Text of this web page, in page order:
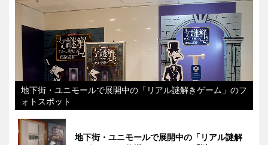
地下街・ユニモールで展開中の「リアル謎解きゲーム」のフ
ォトスポット
地下街・ユニモールで展開中の「リアル謎解